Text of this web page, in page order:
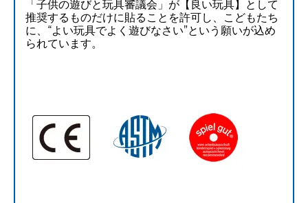
「子供の遊びと玩具審議会」が【良い玩具】として
推奨するものだけに貼ることを許可し、こどもたち
に、“よい玩具でよく遊びなさい”という願いが込め
られています。